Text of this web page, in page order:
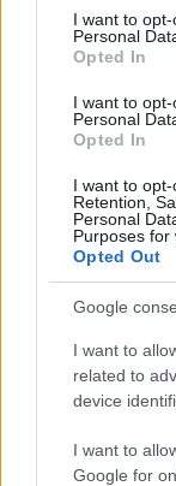
consent section.
I want to
Personal
Opted In
I want to
Personal
Opted In
I want to opt-
Retention,
Personal
Purposes for
Opted Out
Google
I want to
related to
device
I want to
Google for
strada a Roma
può essere
conducenti alla
delle strade e
È
realizzare
l’adozione di
del traffico e
La prevenzione
delle vittime e
un luogo sicuro